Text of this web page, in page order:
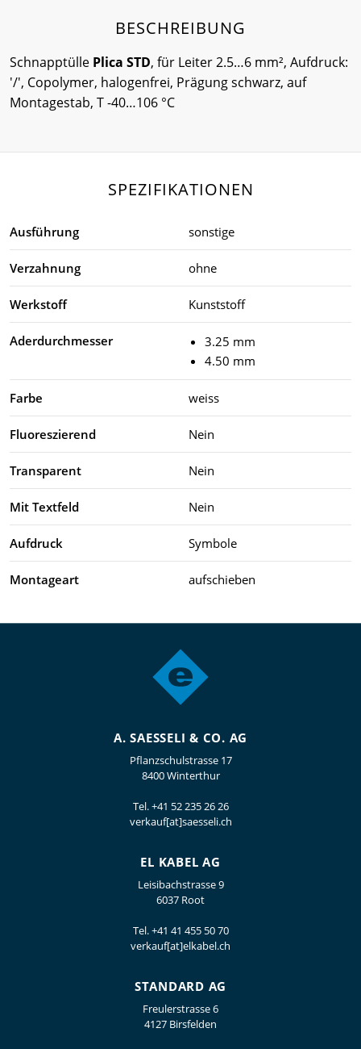
BESCHREIBUNG
Schnapptülle Plica STD, für Leiter 2.5…6 mm², Aufdruck:
'/', Copolymer, halogenfrei, Prägung schwarz, auf
Montagestab, T -40…106 °C
SPEZIFIKATIONEN
Ausführung sonstige
Verzahnung ohne
Werkstoff Kunststoff
Aderdurchmesser
3.25 mm
4.50 mm
Farbe weiss
Fluoreszierend Nein
Transparent Nein
Mit Textfeld Nein
Aufdruck Symbole
Montageart aufschieben
A. SAESSELI & CO. AG
Pflanzschulstrasse 17
8400 Winterthur
Tel.+41 52 235 26 26
verkauf[at]saesseli.ch
EL KABEL AG
Leisibachstrasse 9
6037 Root
Tel.+41 41 455 50 70
verkauf[at]elkabel.ch
STANDARD AG
Freulerstrasse 6
4127 Birsfelden